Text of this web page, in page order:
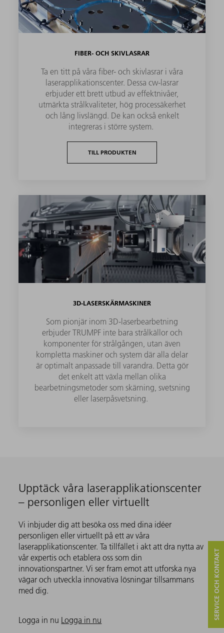
FIBER- OCH SKIVLASRAR
Ta en titt på våra fiber- och skivlasrar i våra
laserapplikationscenter. Dessa cw-lasrar
erbjuder ett brett utbud av effektnivåer,
utmärkta strålkvaliteter, hög processäkerhet
och lång livslängd. De kan också enkelt
integreras i större system.
TILL PRODUKTEN
3D-LASERSKÄRMASKINER
Som pionjär inom 3D-laserbearbetning
erbjuder TRUMPF inte bara strålkällor och
komponenter för strålgången, utan även
kompletta maskiner och system där alla delar
är optimalt anpassade till varandra. Detta gör
det enkelt att växla mellan olika
bearbetningsmetoder som skärning, svetsning
eller laserpåsvetsning.
Upptäck våra laserapplikationscenter
– personligen eller virtuellt
Vi inbjuder dig att besöka oss med dina idéer
personligen eller virtuellt på ett av våra
laserapplikationscenter. Ta tillfället i akt att dra nytta av
vår expertis och etablera oss som din
innovationspartner. Vi ser fram emot att utforska nya
vägar och utveckla innovativa lösningar tillsammans
med dig.
Logga in nu Logga in nu SERVICE OCH KONTAKT